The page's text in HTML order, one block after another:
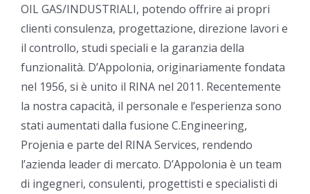
OIL GAS/INDUSTRIALI, potendo offrire ai propri
clienti consulenza, progettazione, direzione lavori e
il controllo, studi speciali e la garanzia della
funzionalità. D’Appolonia, originariamente fondata
nel 1956, si è unito il RINA nel 2011. Recentemente
la nostra capacità, il personale e l’esperienza sono
stati aumentati dalla fusione C.Engineering,
Projenia e parte del RINA Services, rendendo
l’azienda leader di mercato. D’Appolonia è un team
di ingegneri, consulenti, progettisti e specialisti di